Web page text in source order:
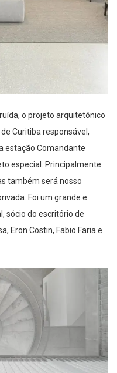
o projeto arquitetônico
Curitiba responsável,
estação Comandante
especial. Principalmente
também será nosso
. Foi um grande e
sócio do escritório de
Eron Costin, Fabio Faria e